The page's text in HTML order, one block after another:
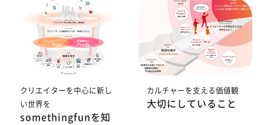
クリエイターを中心に新し
い世界を
somethingfunを知
カルチャーを支える価値観
大切にしていること